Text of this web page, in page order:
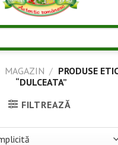
MAGAZIN / PRODUSE
“DULCEATA”
FILTREAZĂ